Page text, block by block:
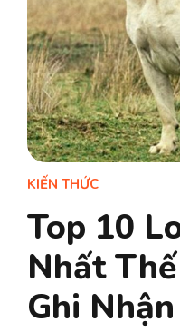
KIẾN THỨC
Top 10
Nhất
Ghi Nhận